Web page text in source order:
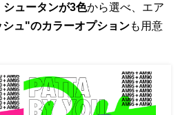
シュータンが3色から選べ、エア
ュ"のカラーオプションも用意